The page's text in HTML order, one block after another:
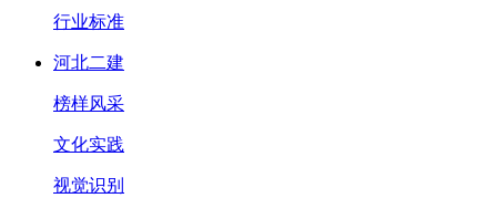
行业标准
河北二建
榜样风采
文化实践
视觉识别